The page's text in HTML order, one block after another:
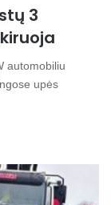
3
automobiliu
upės